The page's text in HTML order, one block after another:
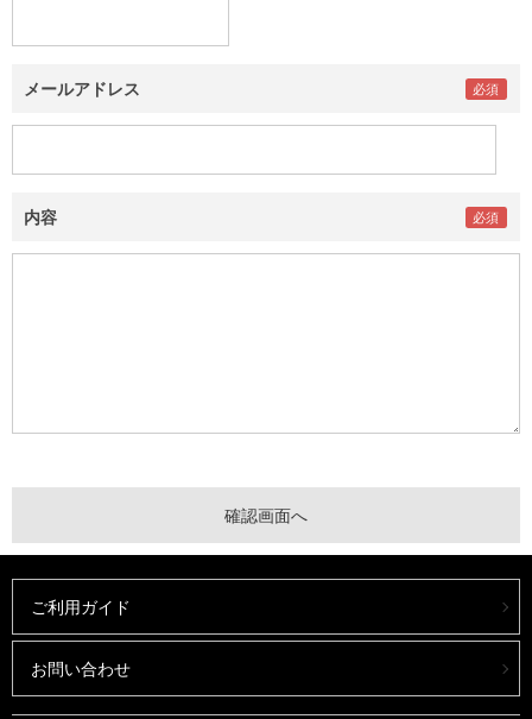
メールアドレス
内容
ご利用ガイド
お問い合わせ